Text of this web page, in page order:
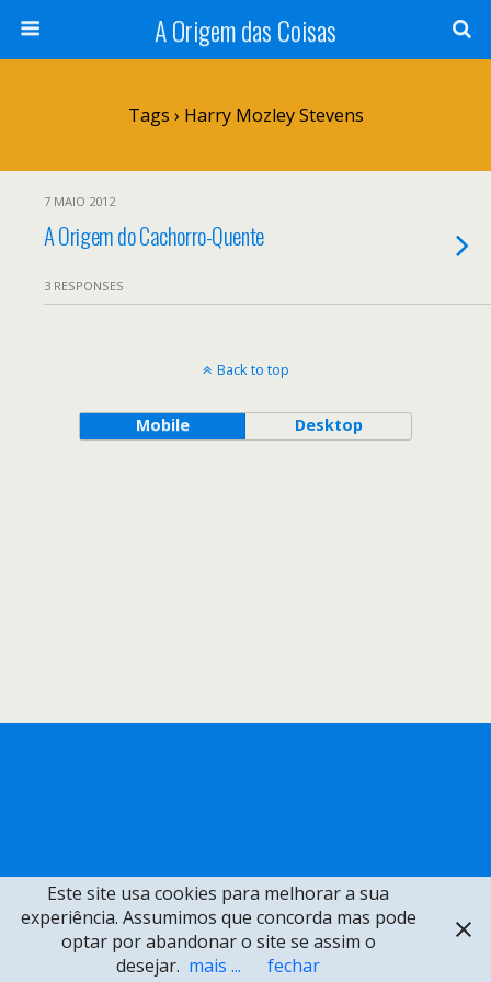
A Origem das Coisas
Tags › Harry Mozley Stevens
7 MAIO 2012
A Origem do Cachorro-Quente
3 RESPONSES
Back to top
Mobile Desktop
Este site usa cookies para melhorar a sua
experiência. Assumimos que concorda mas pode
optar por abandonar o site se assim o
desejar. mais ... fechar